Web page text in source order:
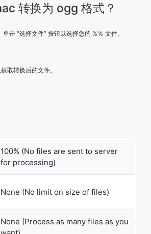
转换为 ogg 格式？
击 “选择文件” 按钮以选择您的 %％ 文件。
取转换后的文件。
100% (No files are sent to server
for processing)
None (No limit on size of files)
None (Process as many files as you